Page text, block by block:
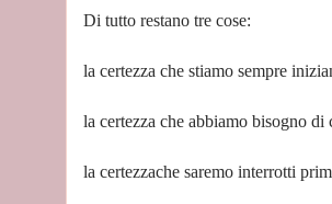
Di tutto restano tre cose:
la certezza che stiamo sempre
la certezza che abbiamo bisogno di
la certezzache saremo interrotti